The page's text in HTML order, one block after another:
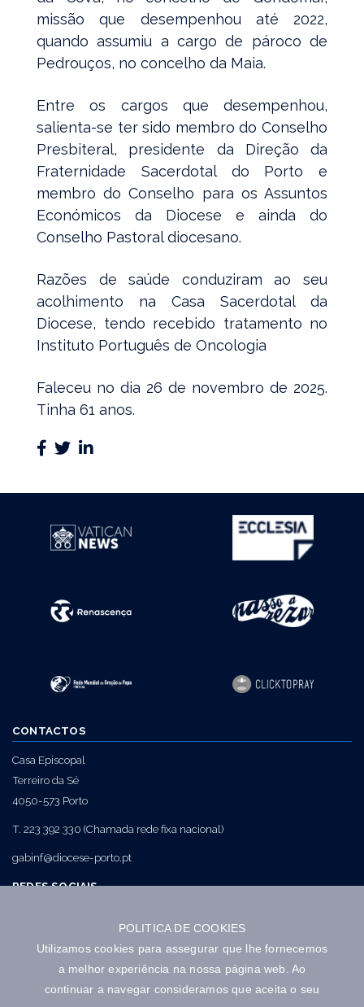
POLITICA DE COOKIES
Utilizamos cookies para assegurar que lhe fornecemos
a melhor experiência na nossa página web. Ao
continuar a navegar consideramos que aceita o seu
missão que desempenhou até 2022,
quando assumiu a cargo de pároco de
Pedrouços, no concelho da Maia.
Entre os cargos que desempenhou,
salienta-se ter sido membro do Conselho
Presbiteral, presidente da Direção da
Fraternidade Sacerdotal do Porto e
membro do Conselho para os Assuntos
Económicos da Diocese e ainda do
Conselho Pastoral diocesano.
Razões de saúde conduziram ao seu
acolhimento na Casa Sacerdotal da
Diocese, tendo recebido tratamento no
Instituto Português de Oncologia
Faleceu no dia 26 de novembro de 2025.
Tinha 61 anos.
CONTACTOS
Casa Episcopal
Terreiro da Sé
4050-573 Porto
T. 223 392 330 (Chamada rede fixa nacional)
gabinf@diocese-porto.pt
REDES SOCIAIS
NEWSLETTER